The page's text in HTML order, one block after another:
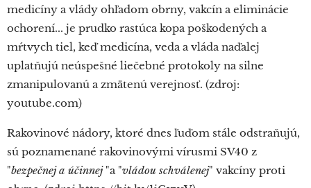
medicíny a vlády ohľadom obrny, vakcín a eliminácie
ochorení... je prudko rastúca kopa poškodených a
mŕtvych tiel, keď medicína, veda a vláda naďalej
uplatňujú neúspešné liečebné protokoly na silne
zmanipulovanú a zmätenú verejnosť. (zdroj:
youtube.com)
Rakovinové nádory, ktoré dnes ľuďom stále odstraňujú,
sú poznamenané rakovinovými vírusmi SV40 z
"bezpečnej a účinnej "a "vládou schválenej" vakcíny proti